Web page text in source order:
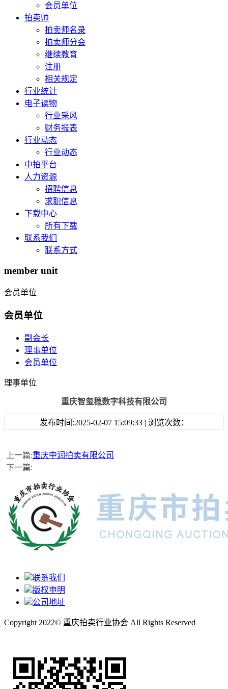
会员单位
拍卖师
拍卖师名录
拍卖师分会
继续教育
注册
相关规定
行业统计
电子读物
行业采风
财务报表
行业动态
行业动态
中拍平台
人力资源
招聘信息
求职信息
下载中心
所有下载
联系我们
联系方式
member unit
会员单位
会员单位
副会长
理事单位
会员单位
理事单位
重庆智玺稳数字科技有限公司
发布时间:2025-02-07 15:09:33 | 浏览次数：
上一篇:重庆中润拍卖有限公司
下一篇:
联系我们
版权申明
公司地址
Copyright 2022© 重庆拍卖行业协会 All Rights Reserved